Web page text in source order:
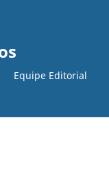
Equipe Editorial